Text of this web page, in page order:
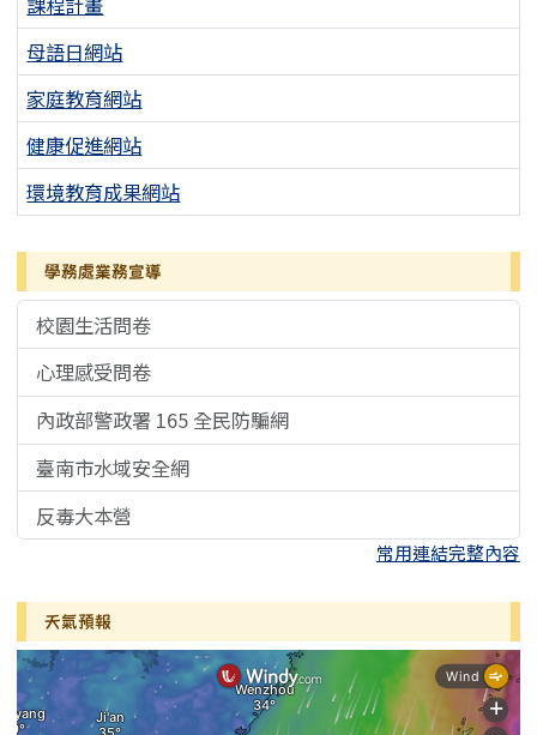
母語日網站
家庭教育網站
健康促進網站
環境教育成果網站
學務處業務宣導
校園生活問卷
心理感受問卷
內政部警政署 165 全民防騙網
臺南市水域安全網
反毒大本營
常用連結完整內容
天氣預報